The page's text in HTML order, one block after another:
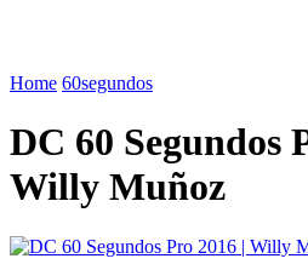
Home 60segundos
DC 60 Segundos
Willy Muñoz